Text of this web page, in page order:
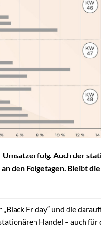
Auch der
den Folgetagen. Bleibt
Friday“ und die
Handel – auch für